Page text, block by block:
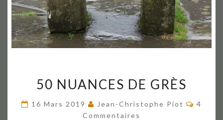
NUANCES
GRÈS
50 NUANCES DE GRÈS
16 Mars 2019 Jean-Christophe Piot
4
Commentaires